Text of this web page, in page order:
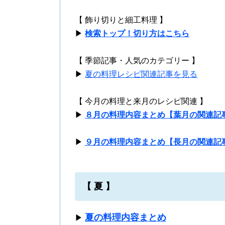
【 飾り切りと細工料理 】
▶ 検索トップ！切り方はこちら
【 季節記事・人気のカテゴリー 】
▶ 夏の料理レシピ関連記事を見る
【 今月の料理と来月のレシピ関連 】
▶ ８月の料理内容まとめ【葉月の関連記
▶ ９月の料理内容まとめ【長月の関連記
【 夏 】
▶ 夏の料理内容まとめ